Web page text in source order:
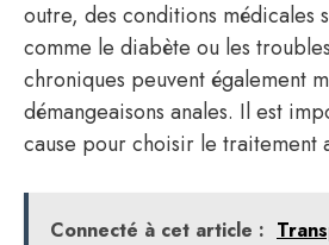
outre, des conditions médicales
comme le diabète ou les
chroniques peuvent également
démangeaisons anales. Il est
cause pour choisir le traitement
Connecté à cet article :